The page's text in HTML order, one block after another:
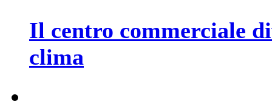
Il centro commerciale
clima